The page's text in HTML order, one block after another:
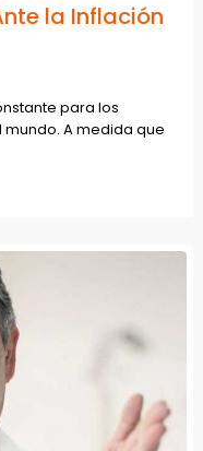
la Inflación
para los
A medida que